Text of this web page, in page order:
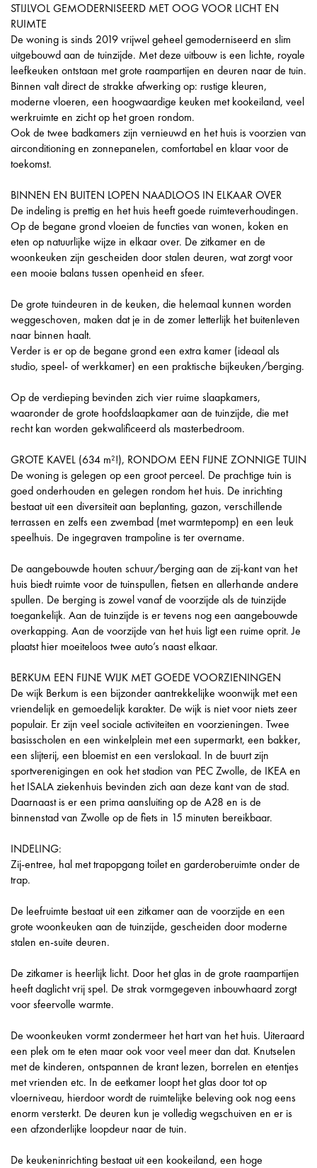
STIJLVOL GEMODERNISEERD MET OOG VOOR LICHT EN
RUIMTE
De woning is sinds 2019 vrijwel geheel gemoderniseerd en slim
uitgebouwd aan de tuinzijde. Met deze uitbouw is een lichte, royale
leefkeuken ontstaan met grote raampartijen en deuren naar de tuin.
Binnen valt direct de strakke afwerking op: rustige kleuren,
moderne vloeren, een hoogwaardige keuken met kookeiland, veel
werkruimte en zicht op het groen rondom.
Ook de twee badkamers zijn vernieuwd en het huis is voorzien van
airconditioning en zonnepanelen, comfortabel en klaar voor de
toekomst.
BINNEN EN BUITEN LOPEN NAADLOOS IN ELKAAR OVER
De indeling is prettig en het huis heeft goede ruimteverhoudingen.
Op de begane grond vloeien de functies van wonen, koken en
eten op natuurlijke wijze in elkaar over. De zitkamer en de
woonkeuken zijn gescheiden door stalen deuren, wat zorgt voor
een mooie balans tussen openheid en sfeer.
De grote tuindeuren in de keuken, die helemaal kunnen worden
weggeschoven, maken dat je in de zomer letterlijk het buitenleven
naar binnen haalt.
Verder is er op de begane grond een extra kamer (ideaal als
studio, speel- of werkkamer) en een praktische bijkeuken/berging.
Op de verdieping bevinden zich vier ruime slaapkamers,
waaronder de grote hoofdslaapkamer aan de tuinzijde, die met
recht kan worden gekwalificeerd als masterbedroom.
GROTE KAVEL (634 m²!), RONDOM EEN FIJNE ZONNIGE TUIN
De woning is gelegen op een groot perceel. De prachtige tuin is
goed onderhouden en gelegen rondom het huis. De inrichting
bestaat uit een diversiteit aan beplanting, gazon, verschillende
terrassen en zelfs een zwembad (met warmtepomp) en een leuk
speelhuis. De ingegraven trampoline is ter overname.
De aangebouwde houten schuur/berging aan de zij-kant van het
huis biedt ruimte voor de tuinspullen, fietsen en allerhande andere
spullen. De berging is zowel vanaf de voorzijde als de tuinzijde
toegankelijk. Aan de tuinzijde is er tevens nog een aangebouwde
overkapping. Aan de voorzijde van het huis ligt een ruime oprit. Je
plaatst hier moeiteloos twee auto’s naast elkaar.
BERKUM EEN FIJNE WIJK MET GOEDE VOORZIENINGEN
De wijk Berkum is een bijzonder aantrekkelijke woonwijk met een
vriendelijk en gemoedelijk karakter. De wijk is niet voor niets zeer
populair. Er zijn veel sociale activiteiten en voorzieningen. Twee
basisscholen en een winkelplein met een supermarkt, een bakker,
een slijterij, een bloemist en een verslokaal. In de buurt zijn
sportverenigingen en ook het stadion van PEC Zwolle, de IKEA en
het ISALA ziekenhuis bevinden zich aan deze kant van de stad.
Daarnaast is er een prima aansluiting op de A28 en is de
binnenstad van Zwolle op de fiets in 15 minuten bereikbaar.
INDELING:
Zij-entree, hal met trapopgang toilet en garderoberuimte onder de
trap.
De leefruimte bestaat uit een zitkamer aan de voorzijde en een
grote woonkeuken aan de tuinzijde, gescheiden door moderne
stalen en-suite deuren.
De zitkamer is heerlijk licht. Door het glas in de grote raampartijen
heeft daglicht vrij spel. De strak vormgegeven inbouwhaard zorgt
voor sfeervolle warmte.
De woonkeuken vormt zondermeer het hart van het huis. Uiteraard
een plek om te eten maar ook voor veel meer dan dat. Knutselen
met de kinderen, ontspannen de krant lezen, borrelen en etentjes
met vrienden etc. In de eetkamer loopt het glas door tot op
vloerniveau, hierdoor wordt de ruimtelijke beleving ook nog eens
enorm versterkt. De deuren kun je volledig wegschuiven en er is
een afzonderlijke loopdeur naar de tuin.
De keukeninrichting bestaat uit een kookeiland, een hoge